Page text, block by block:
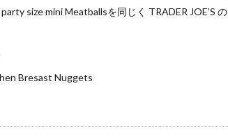
size mini Meatballsを同じく TRADER JOE’S の
Bresast Nuggets